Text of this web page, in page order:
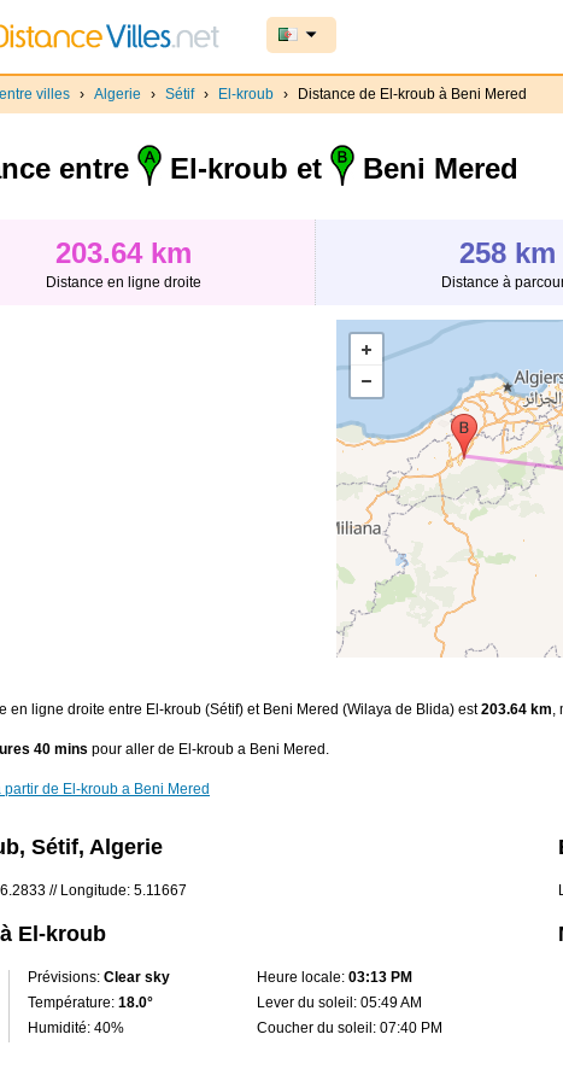
villes › Algerie › Sétif › El-kroub › Distance de El-kroub à Beni Mered
entre El-kroub et Beni Mered
203.64 km
Distance en ligne droite
258 km
Distance à
en ligne droite entre El-kroub (Sétif) et Beni Mered (Wilaya de Blida) est203.64 km,
40 mins pour aller de El-kroub a Beni Mered.
partir de El-kroub a Beni Mered
Sétif, Algerie
// Longitude: 5.11667
El-kroub
Prévisions: Clear sky
Température: 18.0°
Humidité: 40%
Heure locale: 03:13 PM
Lever du soleil: 05:49 AM
Coucher du soleil: 07:40 PM